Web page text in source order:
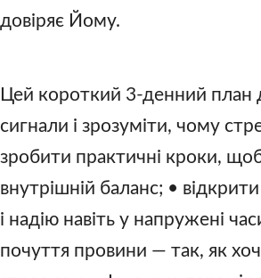
довіряє Йому.
Цей короткий 3-денний план
сигнали і зрозуміти, чому
зробити практичні кроки,
внутрішній баланс; •
і надію навіть у напружені
почуття провини — так, як